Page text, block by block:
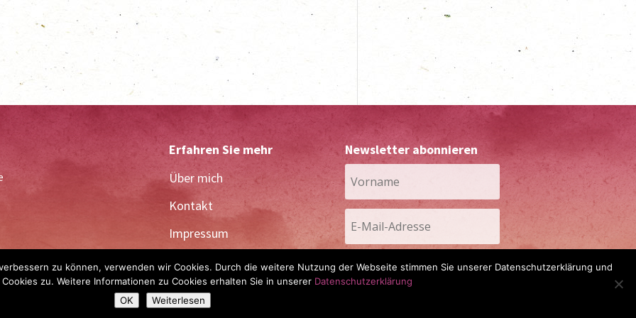
Erfahren Sie mehr
Über mich
Kontakt
Impressum
Datenschutzerklärung
Newsletter abonnieren
Abonnieren
zu können, verwenden wir Cookies. Durch die weitere Nutzung der Webseite stimmen Sie unserer Datenschutzerklärung und
zu. Weitere Informationen zu Cookies erhalten Sie in unserer Datenschutzerklärung
OK
Weiterlesen